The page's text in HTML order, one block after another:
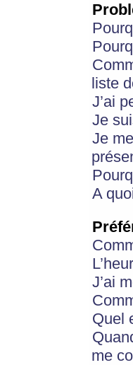
liste
J’ai
Je
Je
A
J’ai
Quel
me